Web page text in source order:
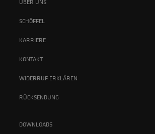
ÜBER UNS
SCHÖFFEL
KARRIERE
KONTAKT
WIDERRUF ERKLÄREN
RÜCKSENDUNG
DOWNLOADS